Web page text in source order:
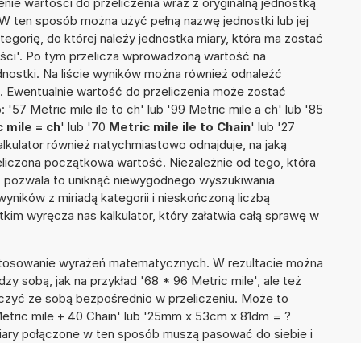
ten sposób można użyć pełną nazwę jednostki lub jej
do której należy jednostka miary, która ma zostać
Po tym przelicza wprowadzoną wartość na
Na liście wyników można również odnaleźć
wartość do przeliczenia może zostać
'57 Metric mile ile to ch' lub '99 Metric mile a ch' lub '85
mile = ch' lub '70 Metric mile ile to Chain' lub '27
również natychmiastowo odnajduje, na jaką
początkowa wartość. Niezależnie od tego, która
to uniknąć niewygodnego wyszukiwania
z miriadą kategorii i nieskończoną liczbą
wyręcza nas kalkulator, który załatwia całą sprawę w
wyrażeń matematycznych. W rezultacie można
sobą, jak na przykład '68 * 96 Metric mile', ale też
ze sobą bezpośrednio w przeliczeniu. Może to
mile + 40 Chain' lub '25mm x 53cm x 81dm = ?
połączone w ten sposób muszą pasować do siebie i